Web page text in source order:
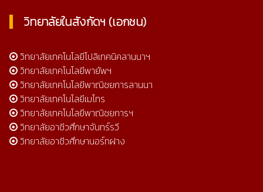
วิทยาลัยในสังกัดฯ (เอกชน)
วิทยาลัยเทคโนโลยีโปลิเทคนิคลานนาฯ
วิทยาลัยเทคโนโลยีพายัพฯ
วิทยาลัยเทคโนโลยีพาณิชยการลานนา
วิทยาลัยเทคโนโลยีเมโทร
วิทยาลัยเทคโนโลยีพาณิชยการฯ
วิทยาลัยอาชีวศึกษาจันทร์รวี
วิทยาลัยอาชีวศึกษานอร์ทฝาง